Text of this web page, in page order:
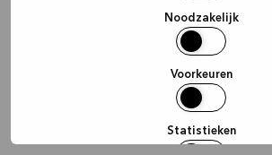
Noodzakelijk
Voorkeuren
Statistieken